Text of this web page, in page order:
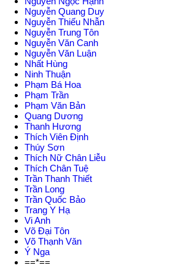
Nguyễn Quang Duy
Nguyễn Thiếu Nhẫn
Nguyễn Trung Tôn
Nguyễn Văn Canh
Nguyễn Văn Luận
Nhất Hùng
Ninh Thuận
Phạm Bá Hoa
Phạm Trần
Phạm Văn Bản
Quang Dương
Thanh Hương
Thích Viên Định
Thúy Sơn
Thích Nữ Chân Liễu
Thích Chân Tuệ
Trần Thanh Thiết
Trần Long
Trần Quốc Bảo
Trang Y Hạ
Vi Anh
Võ Đại Tôn
Võ Thạnh Văn
Ý Nga
==*==